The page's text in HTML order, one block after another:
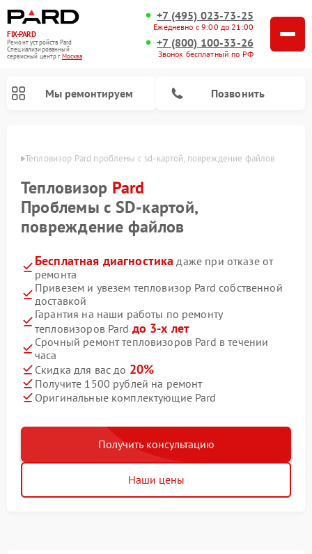
FIX-PARD
Ремонт устройств Pard
Специализированный
cервисный центр г.Москва
+7 (495) 023-73-25
Ежедневно с 9:00 до 21:00
+7 (800) 100-33-26
Звонок бесплатный по РФ
Мы ремонтируем Позвонить
Тепловизор Pard проблемы с sd‑картой, повреждение файлов
Тепловизор Pard
Проблемы с SD‑картой,
повреждение файлов
Бесплатная диагностика даже при отказе от
ремонта
Привезем и увезем тепловизор Pard собственной
доставкой
Гарантия на наши работы по ремонту
тепловизоров Pard до 3-х лет
Срочный ремонт тепловизоров Pard в течении
часа
Скидка для вас до 20%
Получите 1500 рублей на ремонт
Оригинальные комплектующие Pard
Получить консультацию
Наши цены